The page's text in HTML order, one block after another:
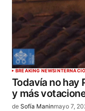
BREAKING NEWS
Todavía no hay
y más
de Sofía Maninmayo 7,